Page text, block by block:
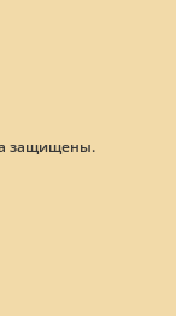
защищены.